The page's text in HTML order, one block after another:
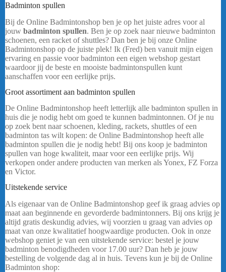
Badminton spullen
Bij de Online Badmintonshop ben je op het juiste adres voor al
jouw badminton spullen. Ben je op zoek naar nieuwe badminton
schoenen, een racket of shuttles? Dan ben je bij onze Online
Badmintonshop op de juiste plek! Ik (Fred) ben vanuit mijn eigen
ervaring en passie voor badminton een eigen webshop gestart
waardoor jij de beste en mooiste badmintonspullen kunt
aanschaffen voor een eerlijke prijs.
Groot assortiment aan badminton spullen
De Online Badmintonshop heeft letterlijk alle badminton spullen in
huis die je nodig hebt om goed te kunnen badmintonnen. Of je nu
op zoek bent naar schoenen, kleding, rackets, shuttles of een
badminton tas wilt kopen: de Online Badmintonshop heeft alle
badminton spullen die je nodig hebt! Bij ons koop je badminton
spullen van hoge kwaliteit, maar voor een eerlijke prijs. Wij
verkopen onder andere producten van merken als Yonex, FZ Forza
en Victor.
Uitstekende service
Als eigenaar van de Online Badmintonshop geef ik graag advies op
maat aan beginnende en gevorderde badmintonners. Bij ons krijg je
altijd gratis deskundig advies, wij voorzien u graag van advies op
maat van onze kwalitatief hoogwaardige producten. Ook in onze
webshop geniet je van een uitstekende service: bestel je jouw
badminton benodigdheden voor 17.00 uur? Dan heb je jouw
bestelling de volgende dag al in huis. Tevens kun je bij de Online
Badminton shop: